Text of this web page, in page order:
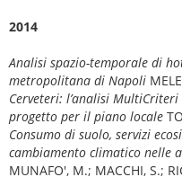
2014
Analisi spazio-temporale di
metropolitana di Napoli
Cerveteri: l’analisi
progetto per il piano locale
Consumo di suolo, servizi
cambiamento climatico nelle
MUNAFO', M.; MACCHI, S.;